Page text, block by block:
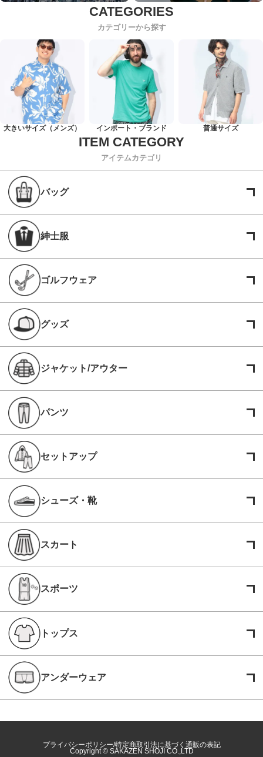
カテゴリーから探す
大きいサイズ（メンズ） インポート・ブランド 普通サイズ
アイテムカテゴリ
バッグ
紳士服
ゴルフウェア
グッズ
ジャケット/アウター
パンツ
セットアップ
シューズ・靴
スカート
スポーツ
トップス
アンダーウェア
プライバシーポリシー 特定商取引法に基づく通販の表記
Copyright © SAKAZEN SHOJI CO.,LTD